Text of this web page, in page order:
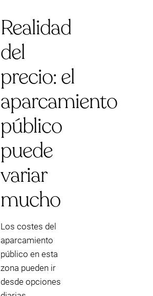
Realidad
del
precio: el
aparcamiento
público
puede
variar
mucho
Los costes del
aparcamiento
público en esta
zona pueden ir
desde opciones